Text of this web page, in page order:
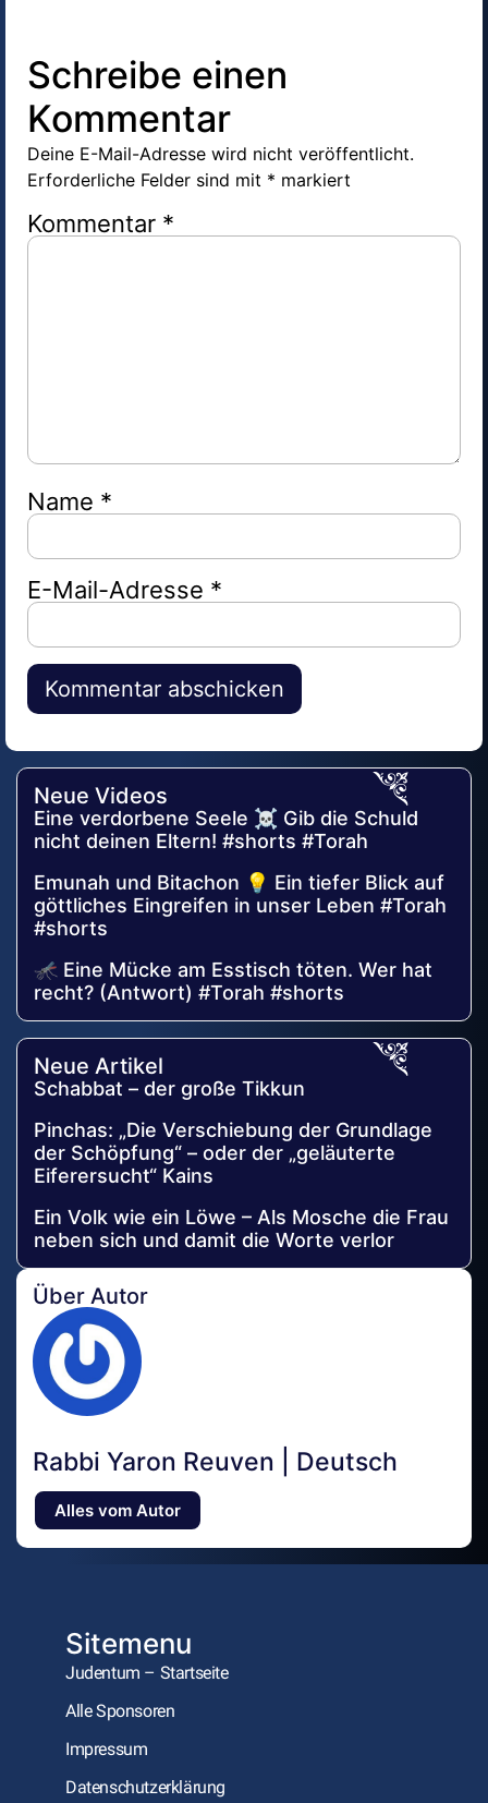
Schreibe einen
Kommentar
Deine E-Mail-Adresse wird nicht veröffentlicht.
Erforderliche Felder sind mit * markiert
Kommentar *
Name *
E-Mail-Adresse *
Alternative:
Neue Videos
Eine verdorbene Seele ☠️ Gib die Schuld
nicht deinen Eltern! #shorts #Torah
Emunah und Bitachon 💡 Ein tiefer Blick auf
göttliches Eingreifen in unser Leben #Torah
#shorts
🦟 Eine Mücke am Esstisch töten. Wer hat
recht? (Antwort) #Torah #shorts
Neue Artikel
Schabbat – der große Tikkun
Pinchas: „Die Verschiebung der Grundlage
der Schöpfung“ – oder der „geläuterte
Eiferersucht“ Kains
Ein Volk wie ein Löwe – Als Mosche die Frau
neben sich und damit die Worte verlor
Über Autor
Rabbi Yaron Reuven | Deutsch
Alles vom Autor
Sitemenu
Judentum – Startseite
Alle Sponsoren
Impressum
Datenschutzerklärung